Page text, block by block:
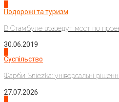
Подорожі та туризм
В Стамбуле возведут мост по
30.06.2019
Суспільство
Фарби Sniezka: універсальні рішення
27.07.2026